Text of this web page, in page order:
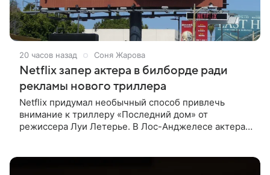
20 часов назад Соня Жарова
Netflix запер актера в билборде ради
рекламы нового триллера
Netflix придумал необычный способ привлечь
внимание к триллеру «Последний дом» от
режиссера Луи Летерье. В Лос-Анджелесе актера